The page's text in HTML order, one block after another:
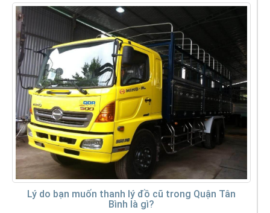
Lý do bạn muốn thanh lý đồ cũ trong Quận Tân
Bình là gì?